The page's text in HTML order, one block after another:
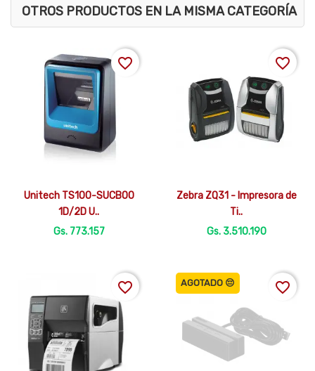
OTROS PRODUCTOS EN LA MISMA CATEGORÍA
 Vista rápida
Unitech TS100-SUCB00
1D/2D U..
Gs. 773.157
favorite_border
Vista rápida
Zebra ZQ31 - Impresora de
Ti..
Gs. 3.510.190
favorite_border
favorite_border AGOTADO 😔 favorite_border